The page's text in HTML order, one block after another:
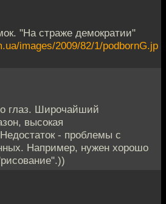
"На страже демократии"
images/2009/82/1/podbornG.jp
глаз. Широчайший
высокая
- проблемы с
Например, нужен хорошо